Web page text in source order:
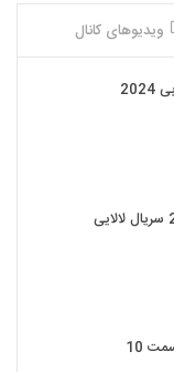
ویدیوهای کانال
10